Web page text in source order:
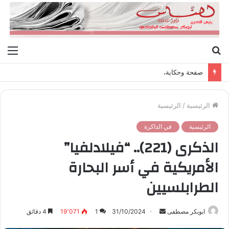
عن
صفحة وحكاية،
الرئيسية / الرئيسية
الرئيسية في الذاكرة
الذكرى (221).. “فيلادلفيا”
الأمريكية في أسر البحارة
الطرابلسيين
ابوبكر مصطفى 31/10/2024
1 19٬071